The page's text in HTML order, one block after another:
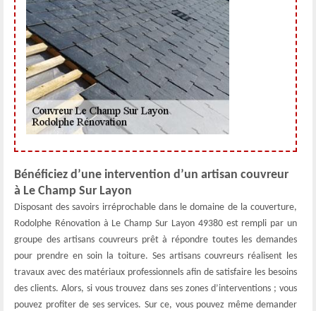
Bénéficiez d’une intervention d’un artisan couvreur
à Le Champ Sur Layon
Disposant des savoirs irréprochable dans le domaine de la couverture,
Rodolphe Rénovation à Le Champ Sur Layon 49380 est rempli par un
groupe des artisans couvreurs prêt à répondre toutes les demandes
pour prendre en soin la toiture. Ses artisans couvreurs réalisent les
travaux avec des matériaux professionnels afin de satisfaire les besoins
des clients. Alors, si vous trouvez dans ses zones d’interventions ; vous
pouvez profiter de ses services. Sur ce, vous pouvez même demander